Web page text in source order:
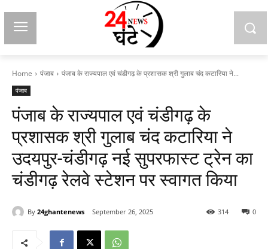
Home पंजाब पंजाब के राज्यपाल एवं चंडीगढ़ के प्रशासक श्री गुलाब चंद कटारिया ने...
पंजाब
पंजाब के राज्यपाल एवं चंडीगढ़ के
प्रशासक श्री गुलाब चंद कटारिया ने
उदयपुर-चंडीगढ़ नई सुपरफास्ट ट्रेन का
चंडीगढ़ रेलवे स्टेशन पर स्वागत किया
By 24ghantenews September 26, 2025 0
314